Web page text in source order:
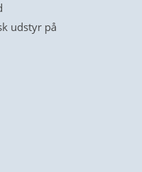
udstyr på